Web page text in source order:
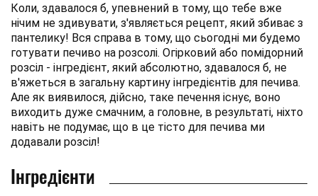
Коли, здавалося б, упевнений в тому, що тебе вже
нічим не здивувати, з'являється рецепт, який збиває з
пантелику! Вся справа в тому, що сьогодні ми будемо
готувати печиво на розсолі. Огірковий або помідорний
розсіл - інгредієнт, який абсолютно, здавалося б, не
в'яжеться в загальну картину інгредієнтів для печива.
Але як виявилося, дійсно, таке печення існує, воно
виходить дуже смачним, а головне, в результаті, ніхто
навіть не подумає, що в це тісто для печива ми
додавали розсіл!
Інгредієнти